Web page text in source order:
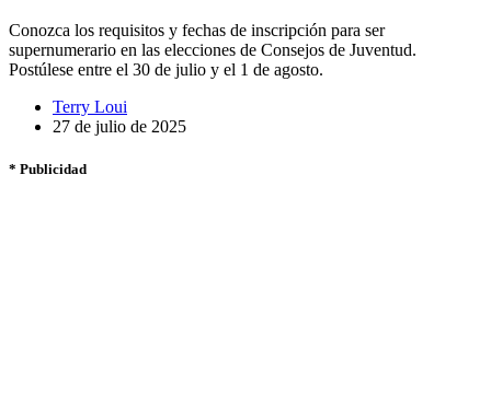
Conozca los requisitos y fechas de inscripción para ser
supernumerario en las elecciones de Consejos de Juventud.
Postúlese entre el 30 de julio y el 1 de agosto.
Terry Loui
27 de julio de 2025
* Publicidad